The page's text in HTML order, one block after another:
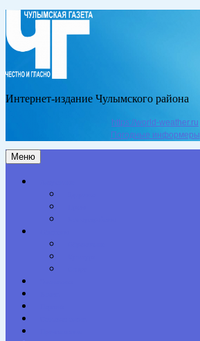
Интернет-издание Чулымского района
https://world-weather.ru
Погодные информеры
Меню